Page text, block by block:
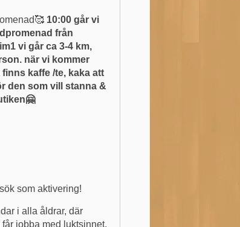
10:00 går vi
från
vi går ca 3-4 km,
när vi kommer
kaffe /te, kaka att
den som vill stanna &
som aktivering!
i alla åldrar, där
får jobba med luktsinnet,